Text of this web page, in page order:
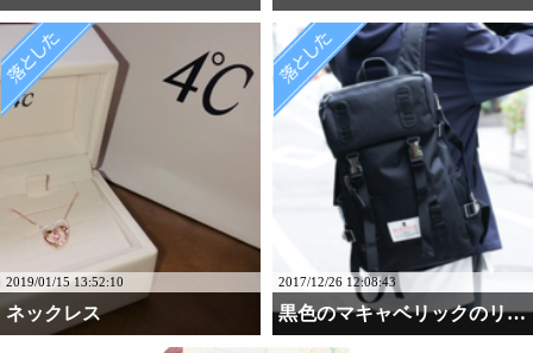
2019/01/15 13:52:10
ネックレス
2017/12/26 12:08:43
黒色のマキャベリックのリュック